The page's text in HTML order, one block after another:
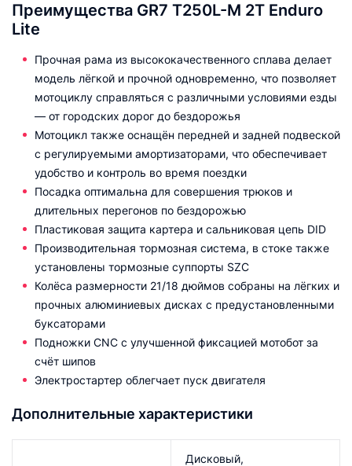
Преимущества GR7 T250L-M 2T Enduro
Lite
Прочная рама из высококачественного сплава делает
модель лёгкой и прочной одновременно, что позволяет
мотоциклу справляться с различными условиями езды
— от городских дорог до бездорожья
Мотоцикл также оснащён передней и задней подвеской
с регулируемыми амортизаторами, что обеспечивает
удобство и контроль во время поездки
Посадка оптимальна для совершения трюков и
длительных перегонов по бездорожью
Пластиковая защита картера и сальниковая цепь DID
Производительная тормозная система, в стоке также
установлены тормозные суппорты SZC
Колёса размерности 21/18 дюймов собраны на лёгких и
прочных алюминиевых дисках с предустановленными
буксаторами
Подножки CNC с улучшенной фиксацией мотобот за
счёт шипов
Электростартер облегчает пуск двигателя
Дополнительные характеристики
Дисковый,